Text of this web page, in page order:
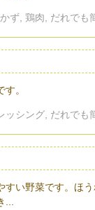
ず, 鶏肉, だれでも
。
ッシング, だれでも
い野菜です。ほ